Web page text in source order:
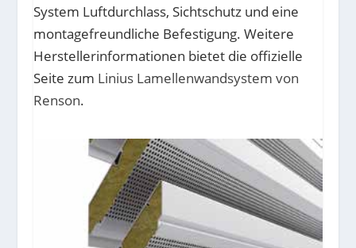
System Luftdurchlass, Sichtschutz und eine
montagefreundliche Befestigung. Weitere
Herstellerinformationen bietet die offizielle
Seite zum Linius Lamellenwandsystem von
Renson.